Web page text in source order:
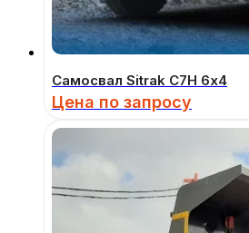
Самосвал Sitrak C7H 6х4
Цена по запросу